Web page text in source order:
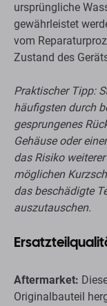
ursprüngliche
gewährleistet
vom
Zustand des
Praktischer Tipp:
häufigsten durch
gesprungenes
Gehäuse oder
das Risiko
möglichen
das beschädigte
auszutauschen.
Aftermarket:
Originalbauteil